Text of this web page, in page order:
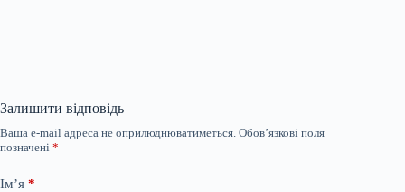
Залишити відповідь
Ваша e-mail адреса не оприлюднюватиметься. Обов’язкові поля
позначені *
Ім’я *